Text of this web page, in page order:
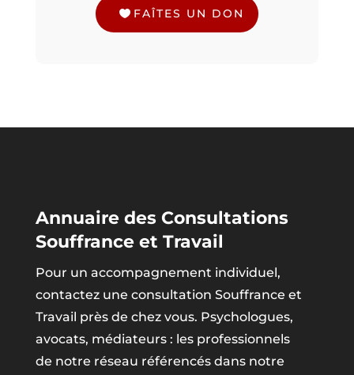
FAÎTES UN DON
Annuaire des Consultations
Souffrance et Travail
Pour un accompagnement individuel,
contactez une consultation Souffrance et
Travail près de chez vous. Psychologues,
avocats, médiateurs : les professionnels
de notre réseau référencés dans notre